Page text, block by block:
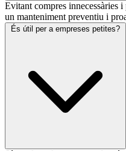
Evitant compres innecessàries
un manteniment preventiu i
És útil per a empreses petites?